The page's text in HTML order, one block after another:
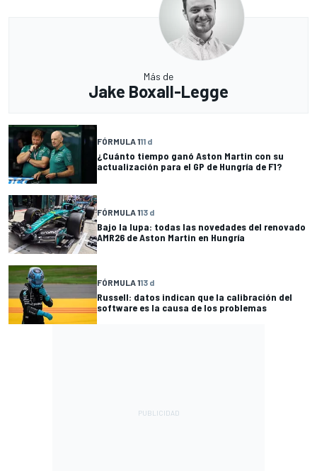
Más de
Jake Boxall-Legge
FÓRMULA 111 d
¿Cuánto tiempo ganó Aston Martin con su
actualización para el GP de Hungría de F1?
FÓRMULA 113 d
Bajo la lupa: todas las novedades del renovado
AMR26 de Aston Martin en Hungría
FÓRMULA 113 d
Russell: datos indican que la calibración del
software es la causa de los problemas